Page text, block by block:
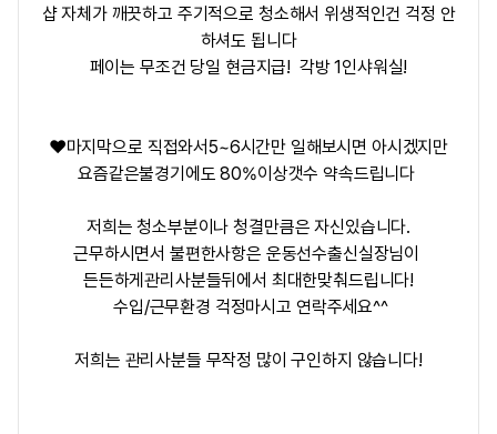
샵 자체가 깨끗하고 주기적으로 청소해서 위생적인건 걱정 안
하셔도 됩니다
페이는 무조건 당일 현금지급! 각방 1인샤워실!
❤️마지막으로 직접와서5~6시간만 일해보시면 아시겠지만
요즘같은불경기에도 80%이상갯수 약속드립니다
저희는 청소부분이나 청결만큼은 자신있습니다.
근무하시면서 불편한사항은 운동선수출신실장님이
든든하게관리사분들뒤에서 최대한맞춰드립니다!
수입/근무환경 걱정마시고 연락주세요^^
저희는 관리사분들 무작정 많이 구인하지 않습니다!